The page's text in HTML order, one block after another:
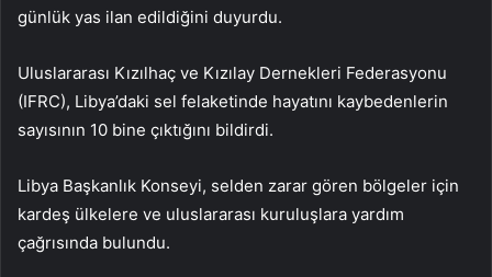
günlük yas ilan edildiğini duyurdu.
Uluslararası Kızılhaç ve Kızılay Dernekleri Federasyonu
(IFRC), Libya’daki sel felaketinde hayatını kaybedenlerin
sayısının 10 bine çıktığını bildirdi.
Libya Başkanlık Konseyi, selden zarar gören bölgeler için
kardeş ülkelere ve uluslararası kuruluşlara yardım
çağrısında bulundu.